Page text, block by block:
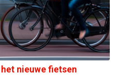
nieuwe fietsen